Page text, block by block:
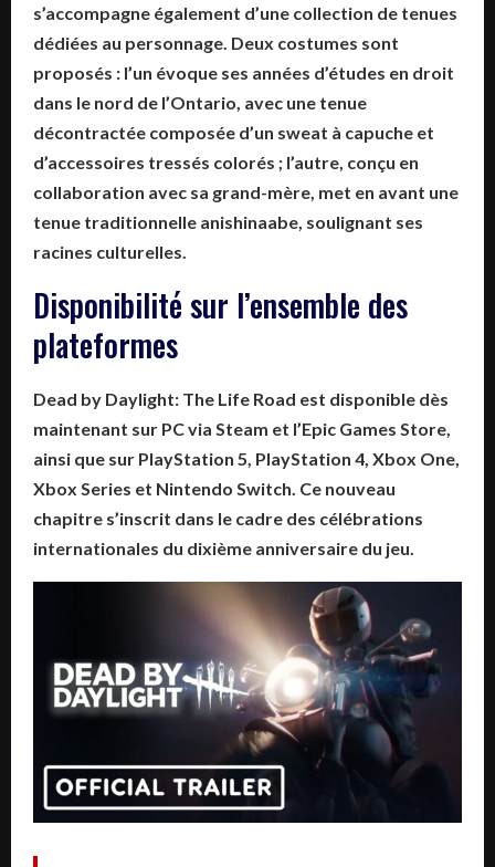
s’accompagne également d’une collection de tenues
dédiées au personnage. Deux costumes sont
proposés : l’un évoque ses années d’études en droit
dans le nord de l’Ontario, avec une tenue
décontractée composée d’un sweat à capuche et
d’accessoires tressés colorés ; l’autre, conçu en
collaboration avec sa grand-mère, met en avant une
tenue traditionnelle anishinaabe, soulignant ses
racines culturelles.
Disponibilité sur l’ensemble des
plateformes
Dead by Daylight: The Life Road est disponible dès
maintenant sur PC via Steam et l’Epic Games Store,
ainsi que sur PlayStation 5, PlayStation 4, Xbox One,
Xbox Series et Nintendo Switch. Ce nouveau
chapitre s’inscrit dans le cadre des célébrations
internationales du dixième anniversaire du jeu.